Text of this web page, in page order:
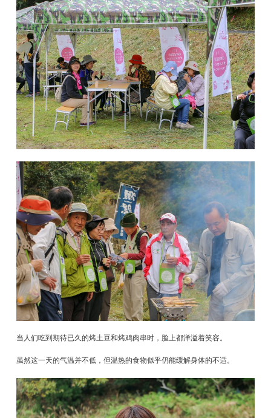
当人们吃到期待已久的烤土豆和烤鸡肉串时，脸上都洋溢着笑容。
虽然这一天的气温并不低，但温热的食物似乎仍能缓解身体的不适。